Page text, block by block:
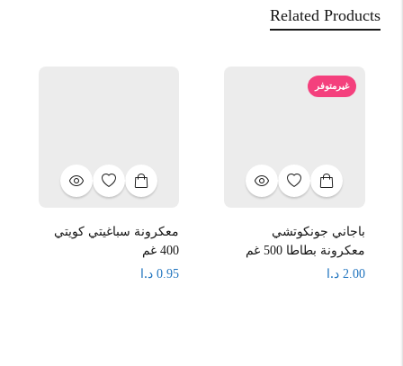
Related Products
غيرمتوفر
باجاني جونكوتشي
معكرونة بطاطا 500 غم
2.00 د.ا
معكرونة سباغيتي كويتي
400 غم
0.95 د.ا